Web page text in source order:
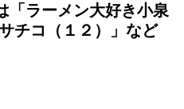
「ラーメン大好き小泉
チコ（１２）」など